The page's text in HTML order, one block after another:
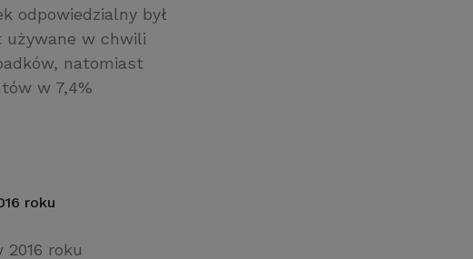
odpowiedzialny był
używane w chwili
natomiast
w 7,4%
roku